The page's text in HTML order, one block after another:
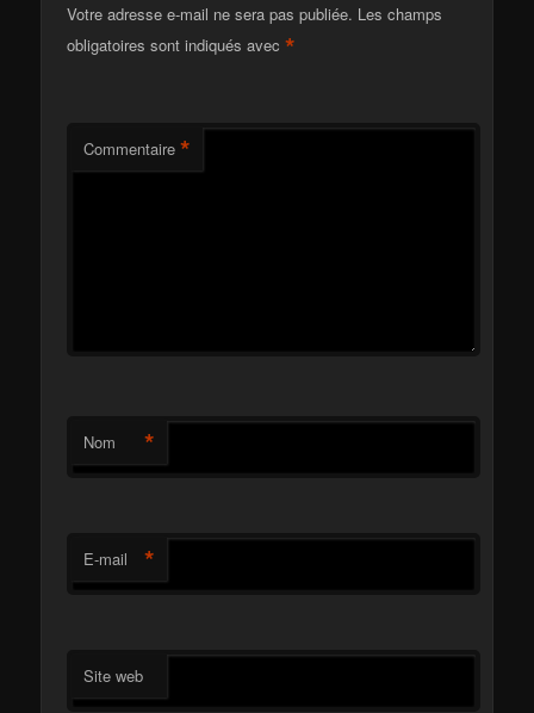
Votre adresse e-mail ne sera pas publiée. Les champs
obligatoires sont indiqués avec*
Commentaire *
Nom *
E-mail *
Site web